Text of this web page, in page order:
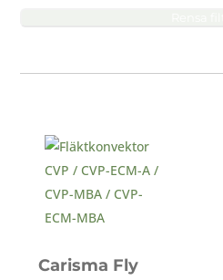
Carisma Fly